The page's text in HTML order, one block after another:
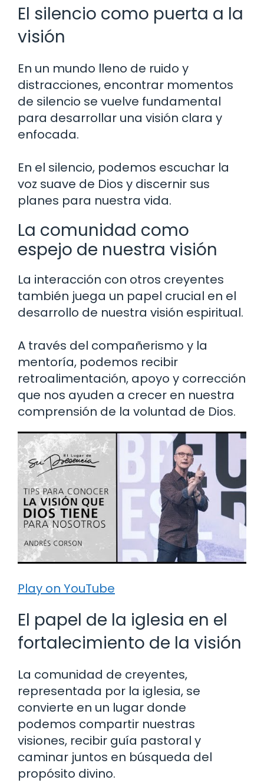
El silencio como puerta a la
visión
En un mundo lleno de ruido y
distracciones, encontrar momentos
de silencio se vuelve fundamental
para desarrollar una visión clara y
enfocada.
En el silencio, podemos escuchar la
voz suave de Dios y discernir sus
planes para nuestra vida.
La comunidad como
espejo de nuestra visión
La interacción con otros creyentes
también juega un papel crucial en el
desarrollo de nuestra visión espiritual.
A través del compañerismo y la
mentoría, podemos recibir
retroalimentación, apoyo y corrección
que nos ayuden a crecer en nuestra
comprensión de la voluntad de Dios.
Play on YouTube
El papel de la iglesia en el
fortalecimiento de la visión
La comunidad de creyentes,
representada por la iglesia, se
convierte en un lugar donde
podemos compartir nuestras
visiones, recibir guía pastoral y
caminar juntos en búsqueda del
propósito divino.